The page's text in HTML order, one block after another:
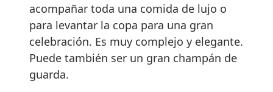
acompañar toda una comida de lujo o
para levantar la copa para una gran
celebración. Es muy complejo y elegante.
Puede también ser un gran champán de
guarda.